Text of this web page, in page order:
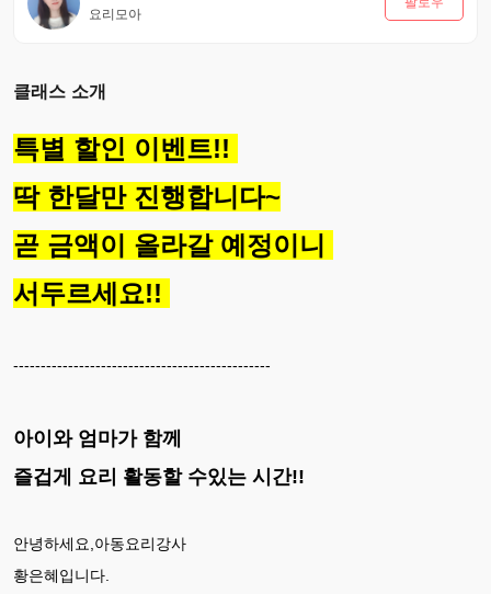
요리모아
클래스 소개
특별 할인 이벤트!!
딱 한달만 진행합니다~
곧 금액이 올라갈 예정이니
서두르세요!!
-----------------------------------------------
아이와 엄마가 함께
즐겁게 요리 활동할 수있는 시간!!
안녕하세요,아동요리강사
황은혜입니다.